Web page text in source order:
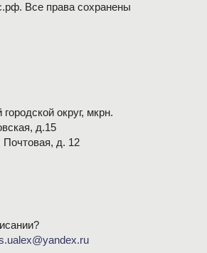
Все права сохранены
округ, мкрн.
д.15
Почтовая, д. 12